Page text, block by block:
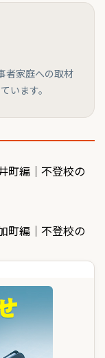
者家庭への取材
います。
町編｜不登校の
町編｜不登校の